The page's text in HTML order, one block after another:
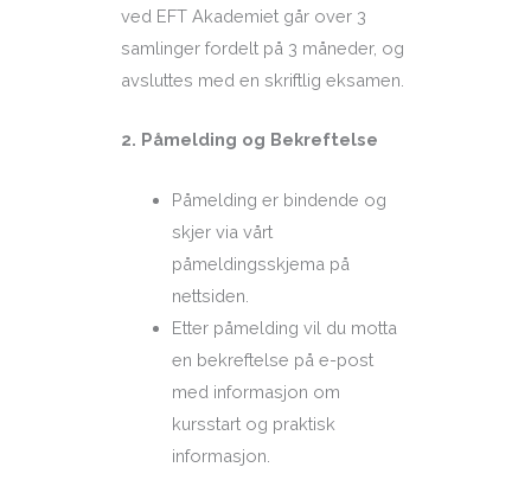
ved EFT Akademiet går over 3
samlinger fordelt på 3 måneder, og
avsluttes med en skriftlig eksamen.
2. Påmelding og Bekreftelse
Påmelding er bindende og
skjer via vårt
påmeldingsskjema på
nettsiden.
Etter påmelding vil du motta
en bekreftelse på e-post
med informasjon om
kursstart og praktisk
informasjon.